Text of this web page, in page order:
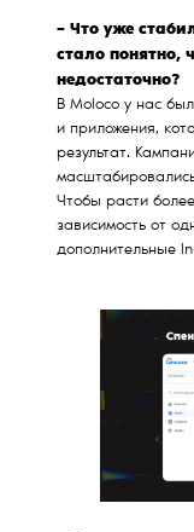
– Что уже
стало понятно,
недостаточно?
В Moloco у нас
и приложения,
результат.
Чтобы расти
зависимость от
дополнительные